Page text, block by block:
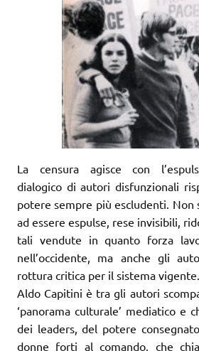
La censura agisce con
dialogico di autori disfunzionali
potere sempre più escludenti. Non
ad essere espulse, rese invisibili,
tali vendute in quanto forza
nell’occidente, ma anche gli
rottura critica per il sistema vigente.
Aldo Capitini è tra gli autori
‘panorama culturale’ mediatico e
dei leaders, del potere
donne forti al comando, che